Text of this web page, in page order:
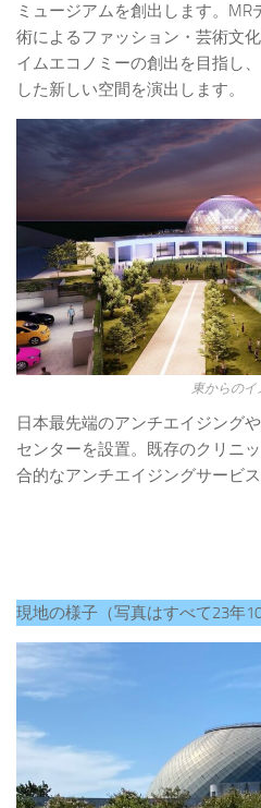
ミュージアムを創出します。
術によるファッション・芸術文
イムエコノミーの創出を目指し
した新しい空間を演出します。
東からのイ
日本最先端のアンチエイジング
センターを設置。既存のクリニ
合的なアンチエイジングサービス
現地の様子（写真はすべて23年10